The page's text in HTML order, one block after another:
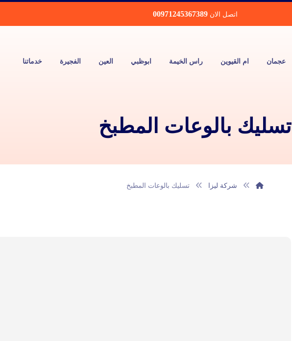
اتصل الان 00971245367389
عجمان ام القيوين راس الخيمة ابوظبي العين الفجيرة خدماتنا
تسليك بالوعات المطبخ
شركة ليزا تسليك بالوعات المطبخ